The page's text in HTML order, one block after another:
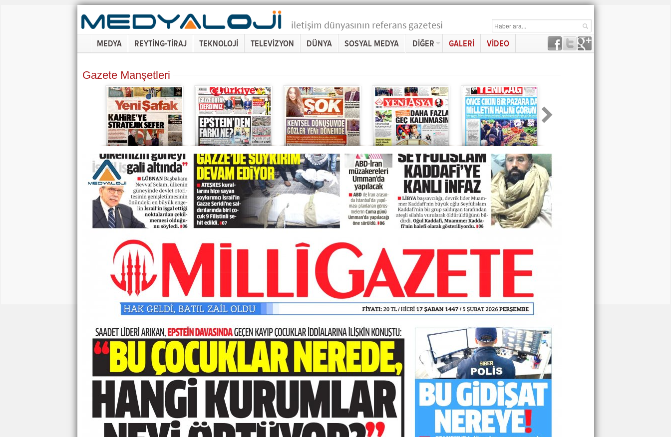
iletişim dünyasının referans gazetesi
MEDYA REYTİNG-TİRAJ TEKNOLOJİ TELEVİZYON DÜNYA SOSYAL MEDYA DİĞER GALERİ VİDEO
Gazete Manşetleri